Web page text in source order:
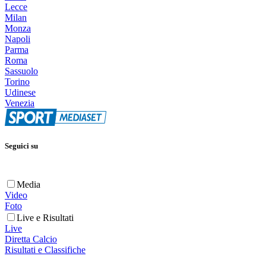
Lecce
Milan
Monza
Napoli
Parma
Roma
Sassuolo
Torino
Udinese
Venezia
Seguici su
Media
Video
Foto
Live e Risultati
Live
Diretta Calcio
Risultati e Classifiche